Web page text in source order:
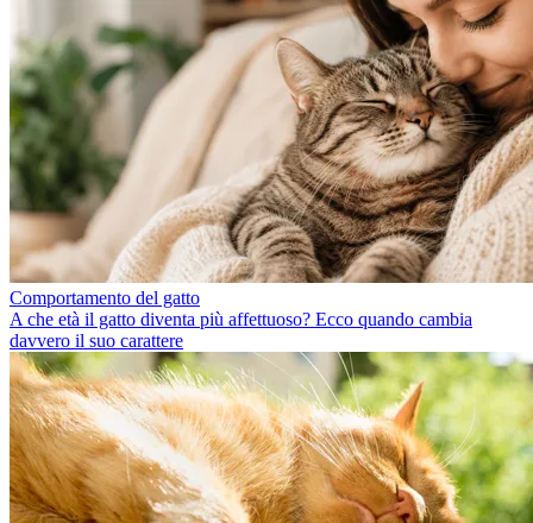
Comportamento del gatto
A che età il gatto diventa più affettuoso? Ecco quando cambia
davvero il suo carattere